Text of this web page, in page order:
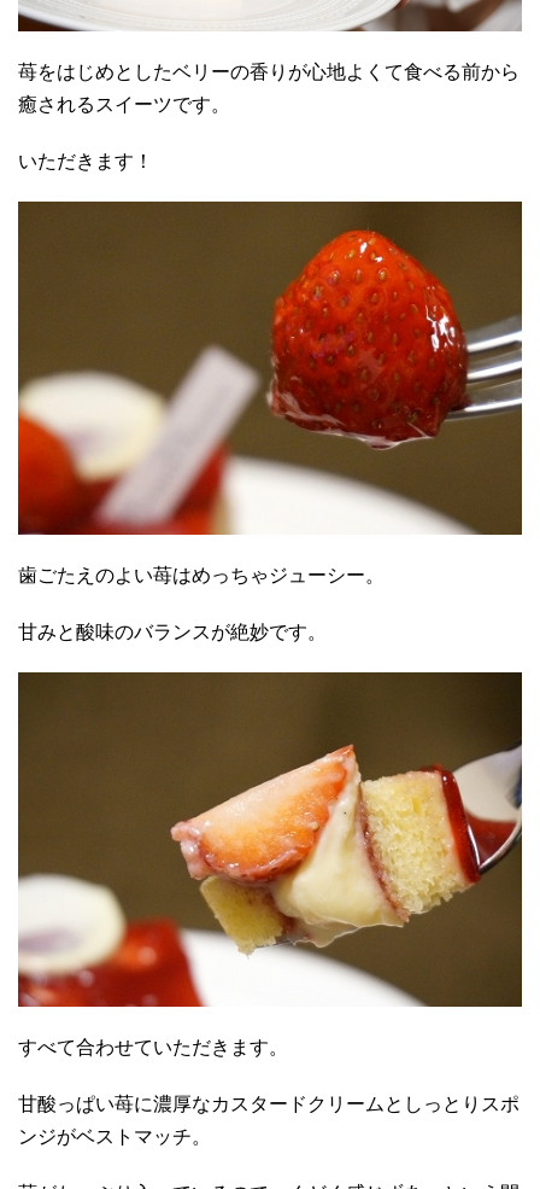
苺をはじめとしたベリーの香りが心地よくて食べる前から
癒されるスイーツです。
いただきます！
歯ごたえのよい苺はめっちゃジューシー。
甘みと酸味のバランスが絶妙です。
すべて合わせていただきます。
甘酸っぱい苺に濃厚なカスタードクリームとしっとりスポ
ンジがベストマッチ。